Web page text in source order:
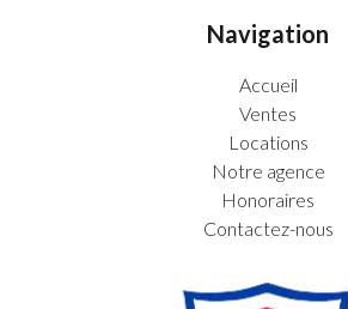
Navigation
Accueil
Ventes
Locations
Notre agence
Honoraires
Contactez-nous